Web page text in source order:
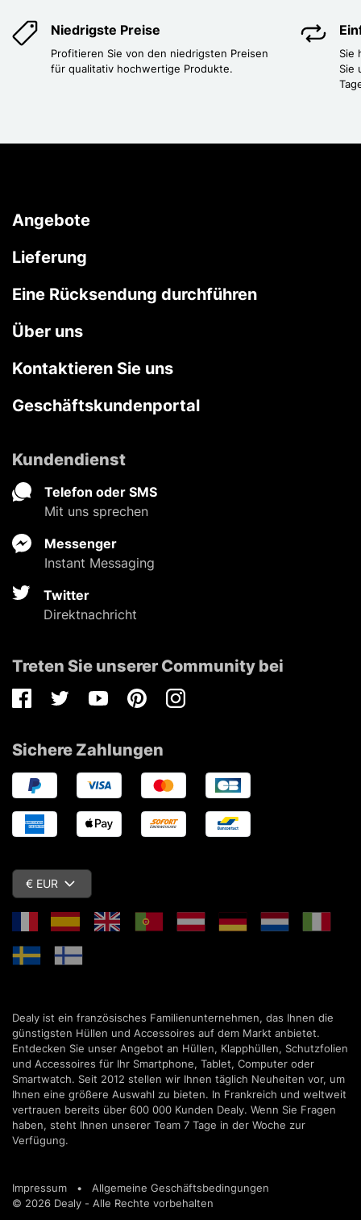
Niedrigste Preise
Profitieren Sie von den niedrigsten Preisen
für qualitativ hochwertige Produkte.
Sie
Sie
Angebote
Lieferung
Eine Rücksendung durchführen
Über uns
Kontaktieren Sie uns
Geschäftskundenportal
Kundendienst
Telefon oder SMS
Mit uns sprechen
Messenger
Instant Messaging
Twitter
Direktnachricht
Treten Sie unserer Community bei
FacebookTwitterYoutubePinterestInstagram
Sichere Zahlungen
€ EUR
Dealy ist ein französisches Familienunternehmen, das Ihnen die
günstigsten Hüllen und Accessoires auf dem Markt anbietet.
Entdecken Sie unser Angebot an Hüllen, Klapphüllen, Schutzfolien
und Accessoires für Ihr Smartphone, Tablet, Computer oder
Smartwatch. Seit 2012 stellen wir Ihnen täglich Neuheiten vor, um
Ihnen eine größere Auswahl zu bieten. In Frankreich und weltweit
vertrauen bereits über 600 000 Kunden Dealy. Wenn Sie Fragen
haben, steht Ihnen unserer Team 7 Tage in der Woche zur
Verfügung.
© 2026 Dealy - Alle Rechte vorbehalten
Impressum • Allgemeine Geschäftsbedingungen